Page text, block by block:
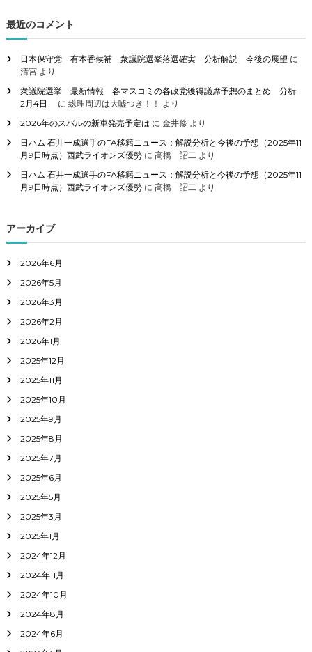
象
:
最近のコメント
日本保守党 有本香候補 衆議院選挙落選確実 分析解説 今後の展望 に
清宮より
衆議院選挙 最新情報 各マスコミの各政党獲得議席予想のまとめ 分析
2月4日
に 総理周辺は大嘘つき！！
より
2026年のスバルの新車発売予定は に 金井修より
日ハム 石井一成選手のFA移籍ニュース：解説分析と今後の予想（2025年11
月9日時点）西武ライオンズ優勢に 高橋 詔二 より
日ハム 石井一成選手のFA移籍ニュース：解説分析と今後の予想（2025年11
月9日時点）西武ライオンズ優勢に 高橋 詔二 より
アーカイブ
2026年6月
2026年5月
2026年3月
2026年2月
2026年1月
2025年12月
2025年11月
2025年10月
2025年9月
2025年8月
2025年7月
2025年6月
2025年5月
2025年3月
2025年1月
2024年12月
2024年11月
2024年10月
2024年8月
2024年6月